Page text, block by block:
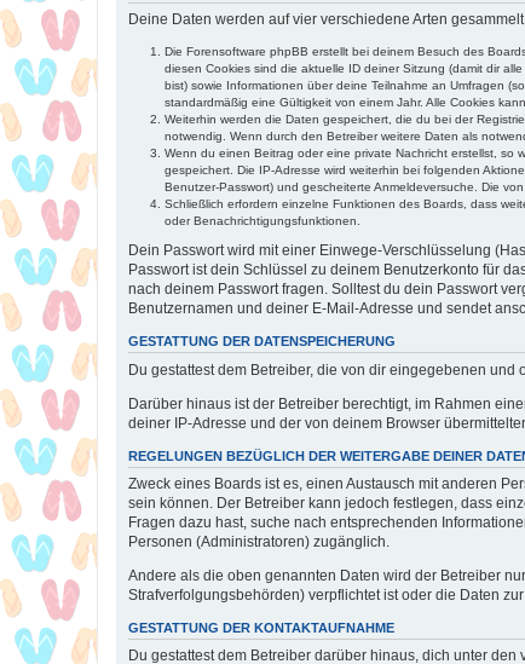
Deine Daten werden auf vier verschiedene Arten
Die Forensoftware phpBB erstellt bei deinem Besuch des
diesen Cookies sind die aktuelle ID deiner Sitzung (damit dir
bist) sowie Informationen über deine Teilnahme an Umfragen
standardmäßig eine Gültigkeit von einem Jahr. Alle Cookies
Weiterhin werden die Daten gespeichert, die du bei der
notwendig. Wenn durch den Betreiber weitere Daten als
Wenn du einen Beitrag oder eine private Nachricht erstellst, so
gespeichert. Die IP-Adresse wird weiterhin bei folgenden
Benutzer-Passwort) und gescheiterte Anmeldeversuche. Die
Schließlich erfordern einzelne Funktionen des Boards, dass
oder Benachrichtigungsfunktionen.
Dein Passwort wird mit einer Einwege-Verschlüsselung
Passwort ist dein Schlüssel zu deinem Benutzerkonto für
nach deinem Passwort fragen. Solltest du dein Passwort
Benutzernamen und deiner E-Mail-Adresse und sendet
GESTATTUNG DER DATENSPEICHERUNG
Du gestattest dem Betreiber, die von dir eingegebenen
Darüber hinaus ist der Betreiber berechtigt, im Rahmen
deiner IP-Adresse und der von deinem Browser
REGELUNGEN BEZÜGLICH DER WEITERGABE DEINER
Zweck eines Boards ist es, einen Austausch mit anderen
sein können. Der Betreiber kann jedoch festlegen, dass
Fragen dazu hast, suche nach entsprechenden
Personen (Administratoren) zugänglich.
Andere als die oben genannten Daten wird der Betreiber
Strafverfolgungsbehörden) verpflichtet ist oder die Daten
GESTATTUNG DER KONTAKTAUFNAHME
Du gestattest dem Betreiber darüber hinaus, dich unter